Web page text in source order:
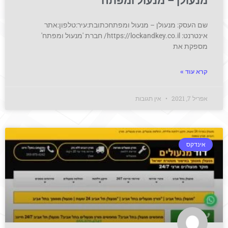
שם העסק: מנעולן – מנעול ומפתחכתובת:עיר:טלפון:אתר
אינטרנט: https://lockandkey.co.il/ חברת 'מנעול ומפתח'
מספקת את
קרא עוד »
אפריל 7, 2021 אין תגובות
אינדקס